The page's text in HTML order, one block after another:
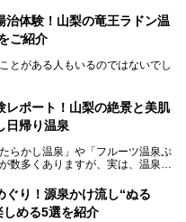
である「かくし湯大岩風呂」をは
神泉」を中心に「古湯坊 源泉
す。
台から宿泊可能です。
そのもの”でしょう。自家源泉を
と実にサッパリ爽快。日帰り入浴
温泉ファンがこの温泉を求めて
一般的ですが、ここは本物の極上
えるクオリティです。
。温泉通が口を揃えて絶賛する神
します！
治体験！山梨の竜王ラドン温
ご紹介
とがある人もいるのではないでし
治体験が日帰りでできる温浴施設
す。
ぴあ【PR】
ぴあのPRレポート記事です。
レポート！山梨の絶景と美肌
日帰り温泉
らかし温泉」や「フルーツ温泉ぷ
数多くありますが、実は、温泉マ
ぶさ温泉」も、そのひとつ。温泉
材を活かしたグルメも堪能できま
ぐり！源泉かけ流し“ぬる
める5選を紹介